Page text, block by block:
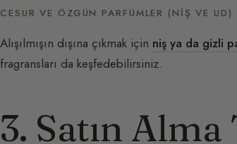
CESUR VE ÖZGÜN PARFÜMLER (NIŞ VE UD)
Alışılmışın dışına çıkmak için niş ya da gizli
fragransları da keşfedebilirsiniz.
3. Satın